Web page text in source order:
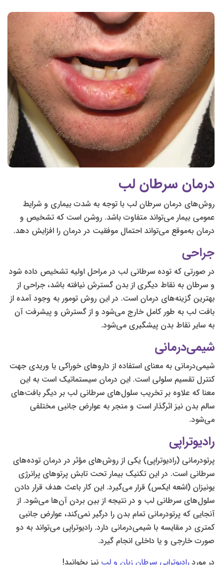
درمان سرطان لب
روش‌های درمان سرطان لب با توجه به شدت بیماری و شرایط
عمومی بیمار می‌تواند متفاوت باشد. روشن است که تشخیص و
درمان به‌موقع می‌تواند احتمال موفقیت در درمان را افزایش دهد.
جراحی
در صورتی که توده سرطانی لب در مراحل اولیه تشخیص داده شود
و سرطان به نقاط دیگری از بدن گسترش نیافته باشد، جراحی از
بهترین گزینه‌های درمان است. در این روش تومور به وجود آمده از
بافت لب به طور کامل خارج می‌شود و از گسترش و پیشرفت آن
به سایر نقاط بدن پیشگیری می‌شود.
شیمی‌درمانی
شیمی‌درمانی به معنای استفاده از داروهای خوراکی یا وریدی جهت
کنترل تقسیم سلولی است. این درمان سیستماتیک است به این
معنا که علاوه بر تخریب سلول‌های سرطانی لب بر دیگر بافت‌های
سالم بدن نیز اثرگذار است و منجر به عوارض جانبی مختلفی
می‌شود.
رادیوتراپی
پرتودرمانی (رادیوتراپی) یکی از روش‌های مؤثر در درمان توده‌های
سرطانی است. در این تکنیک بیمار تحت تابش پرتوهای پرانرژی
یونیزان (اشعه ایکس) قرار می‌گیرد. این کار باعث هدف قرار دادن
سلول‌های سرطانی لب و در نتیجه از بین بردن آن‌ها می‌شود. از
آنجایی که پرتودرمانی تمام بدن را درگیر نمی‌کند، عوارض جانبی
کمتری در مقایسه با شیمی‌درمانی دارد. رادیوتراپی می‌تواند به دو
صورت خارجی و یا داخلی انجام گیرد.
در مورد رادیوتراپی سرطان زبان و لب نیز بخوانید!